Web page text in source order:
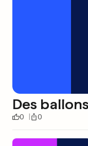
Des
0 0